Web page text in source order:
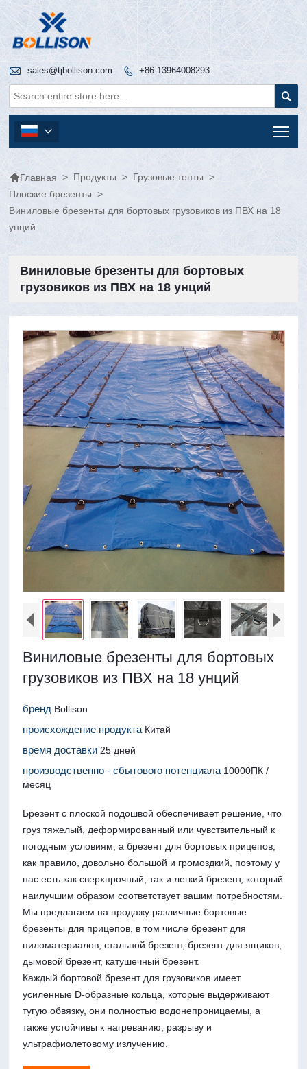
 sales@tjbollison.com  +86-13964008293


Главная > Продукты > Грузовые тенты >
Плоские брезенты >
Виниловые брезенты для бортовых грузовиков из ПВХ на 18
унций
Виниловые брезенты для бортовых
грузовиков из ПВХ на 18 унций
Виниловые брезенты для бортовых
грузовиков из ПВХ на 18 унций
бренд Bollison
происхождение продукта Китай
время доставки 25 дней
производственно - сбытового потенциала 10000ПК /
месяц
Брезент с плоской подошвой обеспечивает решение, что
груз тяжелый, деформированный или чувствительный к
погодным условиям, а брезент для бортовых прицепов,
как правило, довольно большой и громоздкий, поэтому у
нас есть как сверхпрочный, так и легкий брезент, который
наилучшим образом соответствует вашим потребностям.
Мы предлагаем на продажу различные бортовые
брезенты для прицепов, в том числе брезент для
пиломатериалов, стальной брезент, брезент для ящиков,
дымовой брезент, катушечный брезент.
Каждый бортовой брезент для грузовиков имеет
усиленные D-образные кольца, которые выдерживают
тугую обвязку, они полностью водонепроницаемы, а
также устойчивы к нагреванию, разрыву и
ультрафиолетовому излучению.